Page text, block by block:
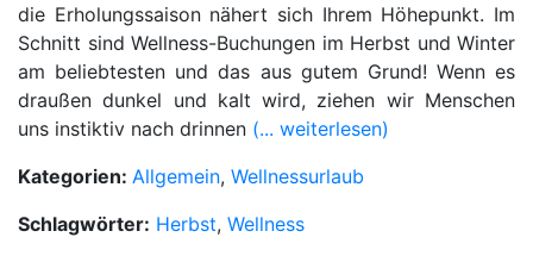
die Erholungssaison nähert sich Ihrem Höhepunkt. Im
Schnitt sind Wellness-Buchungen im Herbst und Winter
am beliebtesten und das aus gutem Grund! Wenn es
draußen dunkel und kalt wird, ziehen wir Menschen
uns instiktiv nach drinnen (... weiterlesen)
Kategorien: Allgemein, Wellnessurlaub
Schlagwörter: Herbst, Wellness